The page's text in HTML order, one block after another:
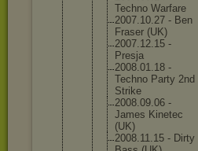
Techno Warfare
2007.10.27 - Ben
Fraser (UK)
2007.12.15 -
Presja
2008.01.18 -
Techno Party 2nd
Strike
2008.09.06 -
James Kinetec
(UK)
2008.11.15 - Dirty